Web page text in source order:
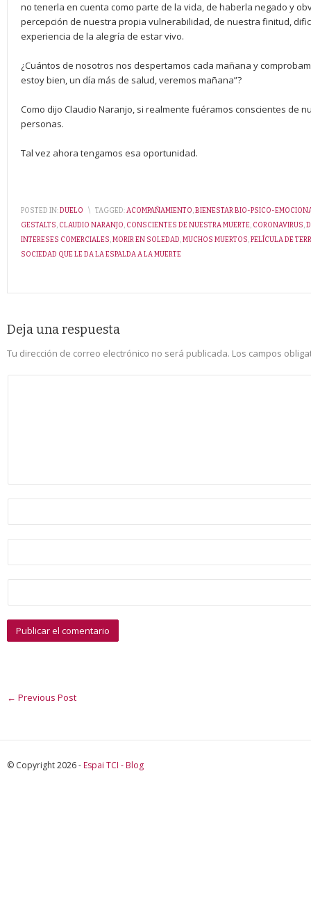
no tenerla en cuenta como parte de la vida, de haberla negado y
percepción de nuestra propia vulnerabilidad, de nuestra finitud,
experiencia de la alegría de estar vivo.
¿Cuántos de nosotros nos despertamos cada mañana y
estoy bien, un día más de salud, veremos mañana”?
Como dijo Claudio Naranjo, si realmente fuéramos conscientes de
personas.
Tal vez ahora tengamos esa oportunidad.
POSTED IN:DUELO \ TAGGED:ACOMPAÑAMIENTO,BIENESTAR BIO-PSICO-
GESTALTS, CLAUDIO NARANJO, CONSCIENTES DE NUESTRA MUERTE, CORONAVIRUS,
INTERESES COMERCIALES,MORIR EN SOLEDAD,MUCHOS MUERTOS,PELÍCULA DE
SOCIEDAD QUE LE DA LA ESPALDA A LA MUERTE
Deja una respuesta
Tu dirección de correo electrónico no será publicada. Los campos
← Previous Post
© Copyright 2026 - Espai TCI - Blog